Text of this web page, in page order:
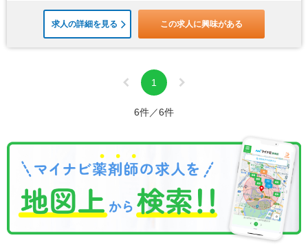
求人の詳細を見る この求人に興味がある
1
6件／6件